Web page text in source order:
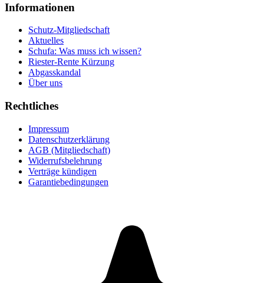
Informationen
Schutz-Mitgliedschaft
Aktuelles
Schufa: Was muss ich wissen?
Riester-Rente Kürzung
Abgasskandal
Über uns
Rechtliches
Impressum
Datenschutzerklärung
AGB (Mitgliedschaft)
Widerrufsbelehrung
Verträge kündigen
Garantiebedingungen